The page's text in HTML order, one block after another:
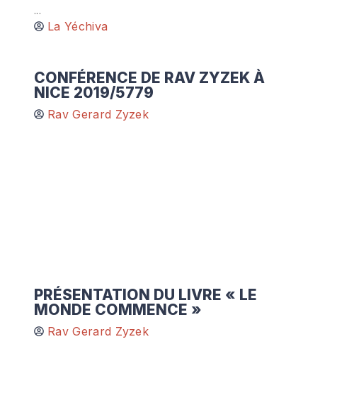
...
La Yéchiva
CONFÉRENCE DE RAV ZYZEK À
NICE 2019/5779
Rav Gerard Zyzek
PRÉSENTATION DU LIVRE « LE
MONDE COMMENCE »
Rav Gerard Zyzek